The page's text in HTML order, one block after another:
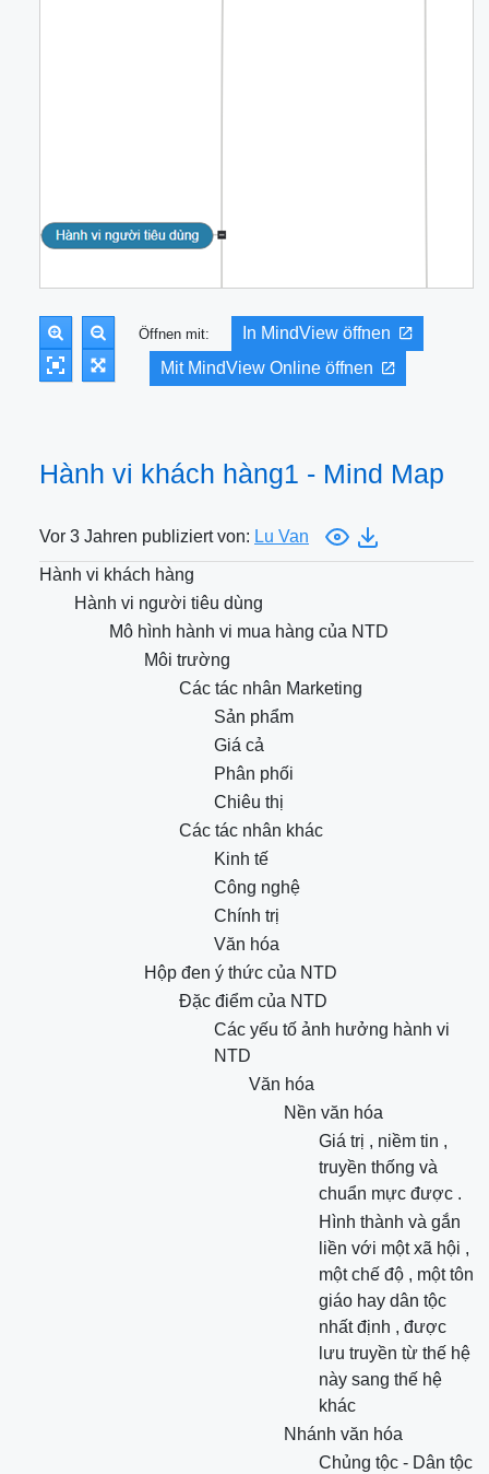
Öffnen mit:
In MindView öffnen
Mit MindView Online öffnen
Hành vi khách hàng1 - Mind Map
Vor 3 Jahren publiziert von: Lu Van
Hành vi khách hàng
Hành vi người tiêu dùng
Mô hình hành vi mua hàng của NTD
Môi trường
Các tác nhân Marketing
Sản phẩm
Giá cả
Phân phối
Chiêu thị
Các tác nhân khác
Kinh tế
Công nghệ
Chính trị
Văn hóa
Hộp đen ý thức của NTD
Đặc điểm của NTD
Các yếu tố ảnh hưởng hành vi
NTD
Văn hóa
Nền văn hóa
Giá trị , niềm tin ,
truyền thống và
chuẩn mực được .
Hình thành và gắn
liền với một xã hội ,
một chế độ , một tôn
giáo hay dân tộc
nhất định , được
lưu truyền từ thế hệ
này sang thế hệ
khác
Nhánh văn hóa
Chủng tộc - Dân tộc